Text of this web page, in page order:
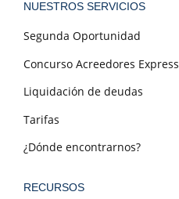
NUESTROS SERVICIOS
Segunda Oportunidad
Concurso Acreedores Express
Liquidación de deudas
Tarifas
¿Dónde encontrarnos?
RECURSOS